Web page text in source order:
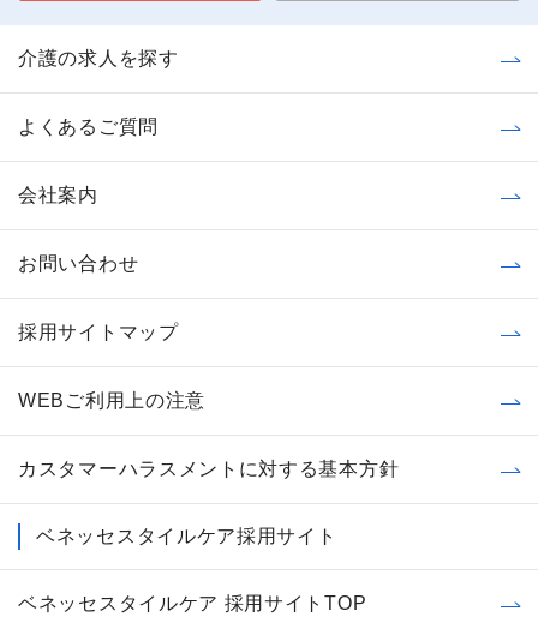
介護の求人を探す
よくあるご質問
会社案内
お問い合わせ
採用サイトマップ
WEBご利用上の注意
カスタマーハラスメントに対する基本方針
ベネッセスタイルケア採用サイト
ベネッセスタイルケア 採用サイトTOP